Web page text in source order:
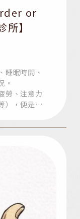
or
】
睡眠時間、
。
勞、注意力
），便是我